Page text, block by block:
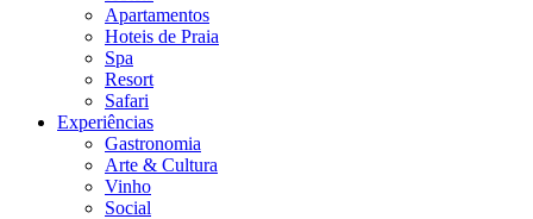
Apartamentos
Hoteis de Praia
Spa
Resort
Safari
Experiências
Gastronomia
Arte & Cultura
Vinho
Social